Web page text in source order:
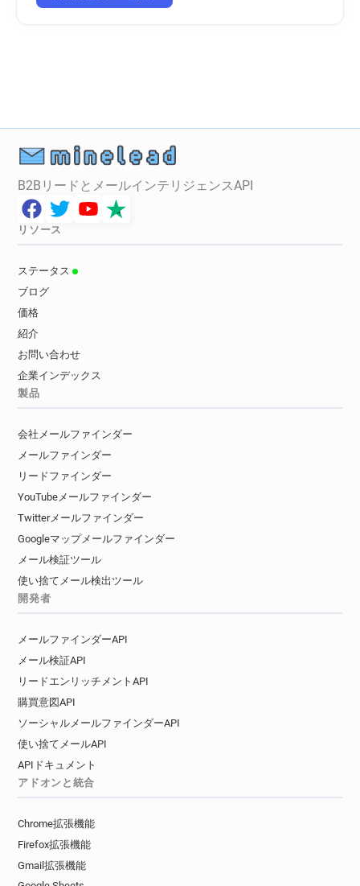
B2BリードとメールインテリジェンスAPI
リソース
ステータス
ブログ
価格
紹介
お問い合わせ
企業インデックス
製品
会社メールファインダー
メールファインダー
リードファインダー
YouTubeメールファインダー
Twitterメールファインダー
Googleマップメールファインダー
メール検証ツール
使い捨てメール検出ツール
開発者
メールファインダーAPI
メール検証API
リードエンリッチメントAPI
購買意図API
ソーシャルメールファインダーAPI
使い捨てメールAPI
APIドキュメント
アドオンと統合
Chrome拡張機能
Firefox拡張機能
Gmail拡張機能